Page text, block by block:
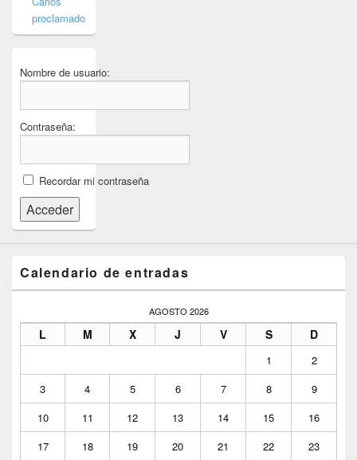
proclamado
Nombre de usuario:
Contraseña:
Recordar mi contraseña
Acceder
Calendario de entradas
AGOSTO 2026
L M X J V S D
1
2
3
4 5 6 7 8
9
10
11 12 13 14 15
16
17
18 19 20 21 22
23